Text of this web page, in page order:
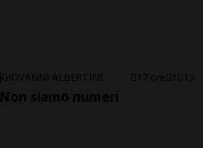
GIOVANNI ALBERTINI 17 ore 1 13
Non siamo numeri